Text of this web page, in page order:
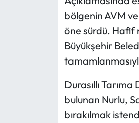
bölgenin AVM
öne sürdü. Hafif
Büyükşehir
Durasıllı
bulunan Nurlu,
bırakılmak